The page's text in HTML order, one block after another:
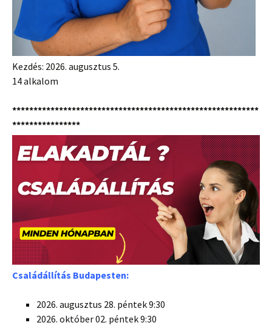
Kezdés: 2026. augusztus 5.
14 alkalom
**********************************************************
****************
Családállítás Budapesten:
2026. augusztus 28. péntek 9:30
2026. október 02. péntek 9:30